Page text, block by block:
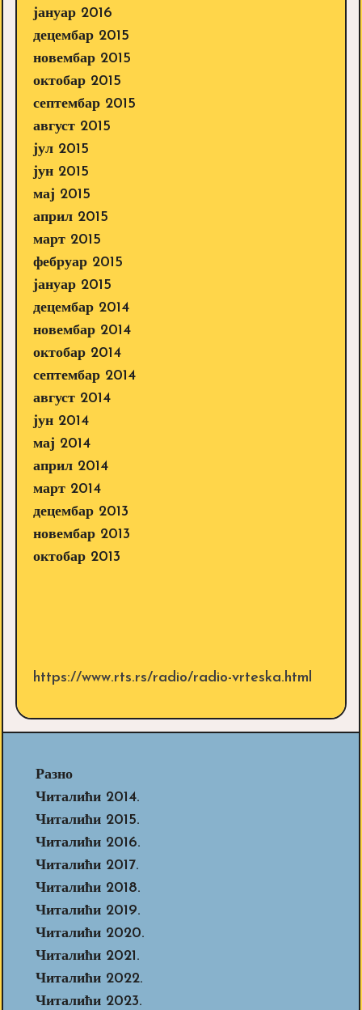
јануар 2016
децембар 2015
новембар 2015
октобар 2015
септембар 2015
август 2015
јул 2015
јун 2015
мај 2015
април 2015
март 2015
фебруар 2015
јануар 2015
децембар 2014
новембар 2014
октобар 2014
септембар 2014
август 2014
јун 2014
мај 2014
април 2014
март 2014
децембар 2013
новембар 2013
октобар 2013
https://www.rts.rs/radio/radio-vrteska.html
Разно
Читалићи 2014.
Читалићи 2015.
Читалићи 2016.
Читалићи 2017.
Читалићи 2018.
Читалићи 2019.
Читалићи 2020.
Читалићи 2021.
Читалићи 2022.
Читалићи 2023.